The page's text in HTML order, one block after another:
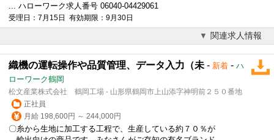
... ハローワーク求人番号 06040-04429061
受理日：7月15日 有効期限：9月30日
関連求人情報
織機の運転操作や品質管理、データ入力（未 - 新着 - ハ
ローワーク鶴岡
松文産業株式会社 鶴岡工場 - 山形県鶴岡市上山添字神明前２５０番地
正社員
月給 198,600円 ～ 244,000円
〇糸から生地に加工する工程で、生産している約７０％が